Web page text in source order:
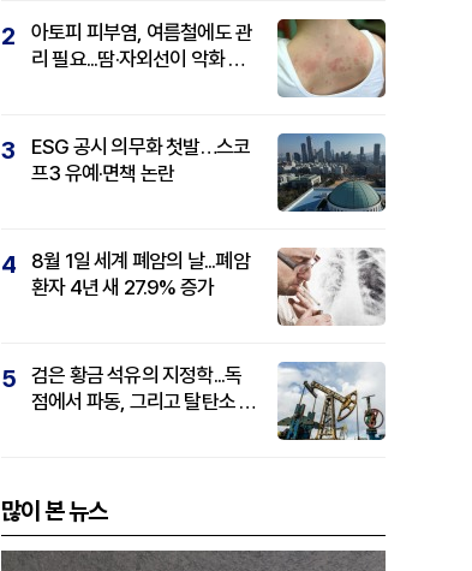
2
아토피 피부염, 여름철에도 관
리 필요...땀·자외선이 악화 요
3
ESG 공시 의무화 첫발…스코
프3 유예·면책 논란
4
8월 1일 세계 폐암의 날...폐암
환자 4년 새 27.9% 증가
5
검은 황금 석유의 지정학...독
점에서 파동, 그리고 탈탄소 패
많이 본 뉴스